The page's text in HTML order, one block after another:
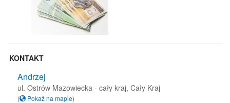
KONTAKT
Andrzej
ul. Ostrów Mazowiecka - cały kraj, Cały Kraj
( Pokaż na mapie)